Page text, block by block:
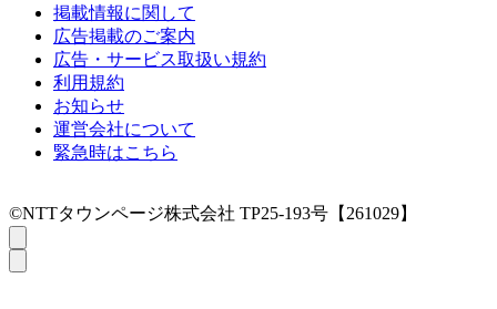
掲載情報に関して
広告掲載のご案内
広告・サービス取扱い規約
利用規約
お知らせ
運営会社について
緊急時はこちら
©NTTタウンページ株式会社 TP25-193号【261029】